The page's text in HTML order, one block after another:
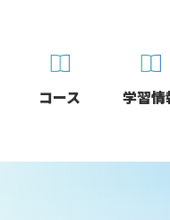
コース 学習情